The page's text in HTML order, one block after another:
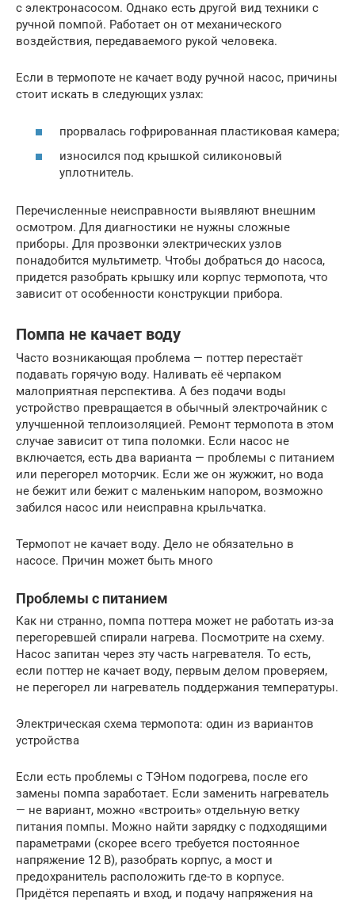
с электронасосом. Однако есть другой вид техники с
ручной помпой. Работает он от механического
воздействия, передаваемого рукой человека.
Если в термопоте не качает воду ручной насос, причины
стоит искать в следующих узлах:
прорвалась гофрированная пластиковая камера;
износился под крышкой силиконовый
уплотнитель.
Перечисленные неисправности выявляют внешним
осмотром. Для диагностики не нужны сложные
приборы. Для прозвонки электрических узлов
понадобится мультиметр. Чтобы добраться до насоса,
придется разобрать крышку или корпус термопота, что
зависит от особенности конструкции прибора.
Помпа не качает воду
Часто возникающая проблема — поттер перестаёт
подавать горячую воду. Наливать её черпаком
малоприятная перспектива. А без подачи воды
устройство превращается в обычный электрочайник с
улучшенной теплоизоляцией. Ремонт термопота в этом
случае зависит от типа поломки. Если насос не
включается, есть два варианта — проблемы с питанием
или перегорел моторчик. Если же он жужжит, но вода
не бежит или бежит с маленьким напором, возможно
забился насос или неисправна крыльчатка.
Термопот не качает воду. Дело не обязательно в
насосе. Причин может быть много
Проблемы с питанием
Как ни странно, помпа поттера может не работать из-за
перегоревшей спирали нагрева. Посмотрите на схему.
Насос запитан через эту часть нагревателя. То есть,
если поттер не качает воду, первым делом проверяем,
не перегорел ли нагреватель поддержания температуры.
Электрическая схема термопота: один из вариантов
устройства
Если есть проблемы с ТЭНом подогрева, после его
замены помпа заработает. Если заменить нагреватель
— не вариант, можно «встроить» отдельную ветку
питания помпы. Можно найти зарядку с подходящими
параметрами (скорее всего требуется постоянное
напряжение 12 В), разобрать корпус, а мост и
предохранитель расположить где-то в корпусе.
Придётся перепаять и вход, и подачу напряжения на